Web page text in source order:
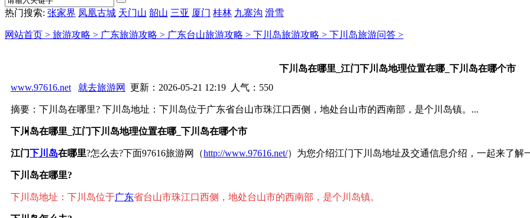
热门搜索: 张家界 凤凰古城 天门山 韶山 三亚 厦门 桂林 九寨沟 滑雪
网站首页 > 旅游攻略 > 广东旅游攻略 > 广东台山旅游攻略 > 下川岛旅游攻略 > 下川岛旅游问答 >
下川岛在哪里_江门下川岛地理位置在哪_下川岛在哪个市
www.97616.net
就去旅游网 更新：2026-05-21 12:19 人气： 550
摘要：下川岛在哪里? 下川岛地址：下川岛位于广东省台山市珠江口西侧，地处台山市的西南部，是个川岛镇。...
下川岛在哪里_江门下川岛地理位置在哪_下川岛在哪个市
江门下川岛在哪里?怎么去?下面97616旅游网（http://www.97616.net/）为您介绍江门下川岛地址及交通信息介绍，一起来了解
下川岛在哪里?
下川岛地址： 下川岛位于广东省台山市珠江口西侧，地处台山市的西南部，是个川岛镇。